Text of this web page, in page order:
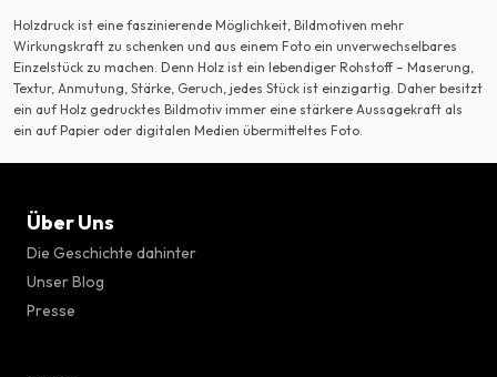
Holzdruck ist eine faszinierende Möglichkeit, Bildmotiven mehr
Wirkungskraft zu schenken und aus einem Foto ein unverwechselbares
Einzelstück zu machen. Denn Holz ist ein lebendiger Rohstoff – Maserung,
Textur, Anmutung, Stärke, Geruch, jedes Stück ist einzigartig. Daher besitzt
ein auf Holz gedrucktes Bildmotiv immer eine stärkere Aussagekraft als
ein auf Papier oder digitalen Medien übermitteltes Foto.
Über Uns
Die Geschichte dahinter
Unser Blog
Presse